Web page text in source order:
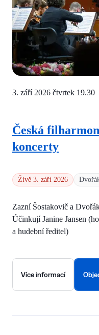
Živě 3. září 2026
Česká
koncerty
Zazní Šostakovič a
Účinkují Janine Jansen
a hudební ředitel)
3. září 2026 čtvrtek 19.30
Více informací